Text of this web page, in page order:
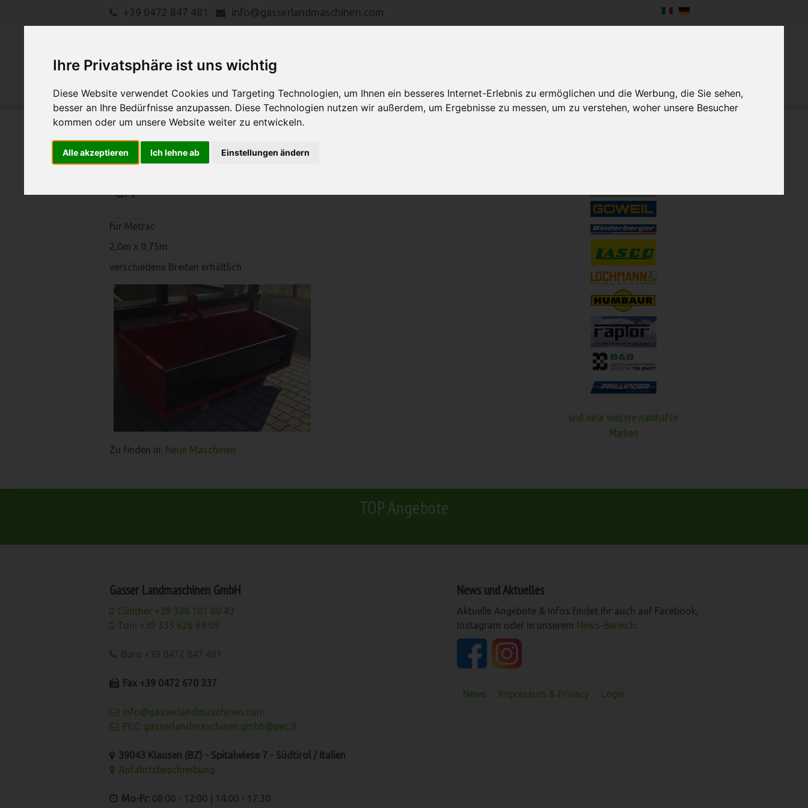
Ihre Privatsphäre ist uns wichtig
Diese Website verwendet Cookies und Targeting Technologien, um Ihnen ein besseres Internet-Erlebnis zu ermöglichen und die Werbung, die Sie sehen,
besser an Ihre Bedürfnisse anzupassen. Diese Technologien nutzen wir außerdem, um Ergebnisse zu messen, um zu verstehen, woher unsere Besucher
kommen oder um unsere Website weiter zu entwickeln.
Alle akzeptieren Ich lehne ab Einstellungen ändern
+39 0472 847 481 info@gasserlandmaschinen.com
und viele weitere namhafte
Marken
LANDMASCHINEN
GA
für Metrac
2,0m x 0,75m
verschiedene Breiten erhältlich
Zu finden in: Neue Maschinen
TOP Angebote
Gasser Landmaschinen GmbH
Günther +39 338 181 80 43
Toni +39 335 626 69 09
Büro +39 0472 847 481
Fax +39 0472 670 337
info@gasserlandmaschinen.com
PEC: gasserlandmaschinen.gmbh@pec.it
39043 Klausen (BZ) - Spitalwiese 7 - Südtirol / Italien
Anfahrtsbeschreibung
Mo-Fr: 08:00 - 12:00 | 14:00 - 17:30
News und Aktuelles
Aktuelle Angebote & Infos findet Ihr auch auf Facebook,
Instagram oder in unserem News-Bereich:
News Impressum & Privacy Login